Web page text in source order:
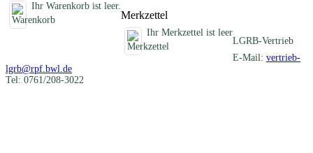
Ihr Warenkorb ist leer.
Merkzettel
Ihr Merkzettel ist leer
LGRB-Vertrieb
E-Mail: vertrieb-
lgrb@rpf.bwl.de
Tel: 0761/208-3022